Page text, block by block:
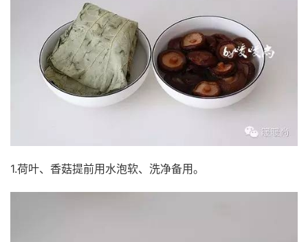
1.荷叶、香菇提前用水泡软、洗净备用。